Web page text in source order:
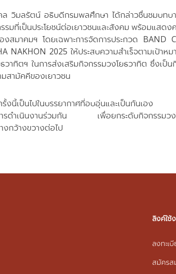
วิมลรัตน์ อธิบดีกรมพลศึกษา ได้กล่าวชื่นชมบทบา
รมที่เป็นประโยชน์ต่อเยาวชนและสังคม พร้อมแส
งสมาคมฯ โดยเฉพาะการจัดการประกวด
NAKHON 2025 ให้ประสบความสำเร็จตามเป้า
วาทิตฯ ในการส่งเสริมกิจกรรมวงโยธวาทิต ซึ่งเ
สามัคคีของเยาวชน
ครั้งนี้เป็นไปในบรรยากาศที่อบอุ่นและเป็นกันเอ
รดำเนินงานร่วมกัน เพื่อยกระดับกิจกรรมวงโย
กว้างขวางต่อไป
ลิงค์ใช้
ลงทะเ
สมัครส